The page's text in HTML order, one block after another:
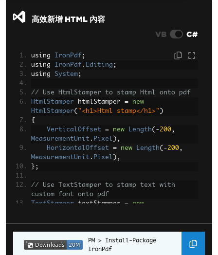
高效新增 HTML 內容
VB
C#
using IronPdf ;
using IronPdf . Editing ;
using System;
// Use HtmlStamper to stamp Html onto pdf
HtmlStamper htmlStamper =
new
HtmlStamper( "<h1>Html stamp</h1>" )
{
VerticalOffset
= new Length(-200,
MeasurementUnit . Pixel ),
HorizontalOffset
= new Length(-200,
MeasurementUnit . Pixel ),
};
// Use TextStamper to stamp text with
custom font onto pdf
TextStamper textStamper =
new
Here!")
{
FontFamily
= "Bungee Spice",
UseGoogleFont
= true
Install-Package
IronPdf